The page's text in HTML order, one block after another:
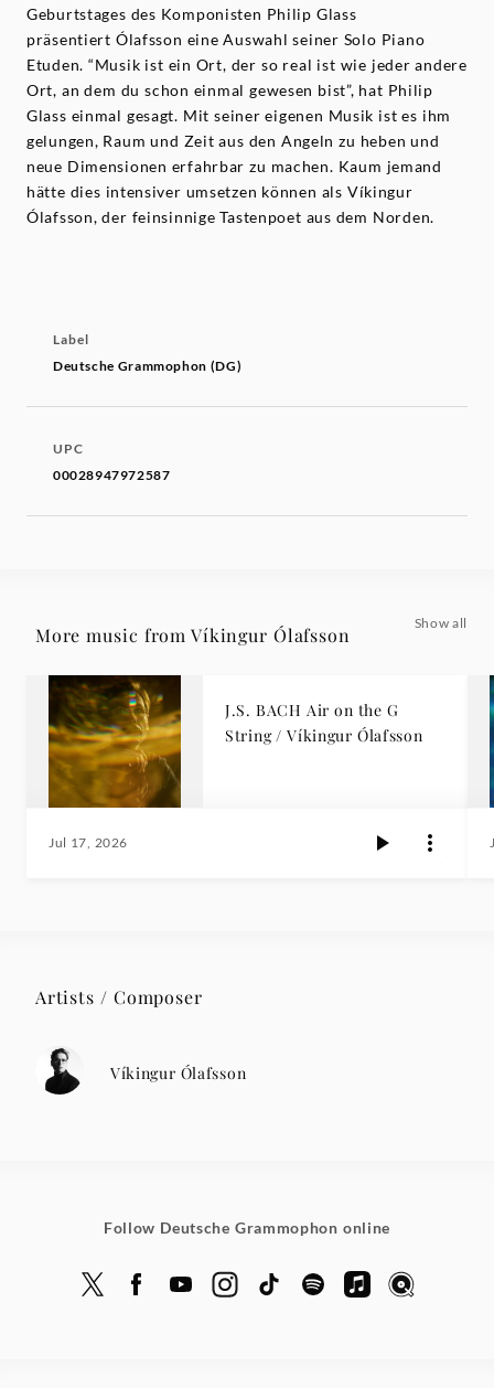
Geburtstages des Komponisten Philip Glass
präsentiert Ólafsson eine Auswahl seiner Solo Piano
Etuden. “Musik ist ein Ort, der so real ist wie jeder andere
Ort, an dem du schon einmal gewesen bist”, hat Philip
Glass einmal gesagt. Mit seiner eigenen Musik ist es ihm
gelungen, Raum und Zeit aus den Angeln zu heben und
neue Dimensionen erfahrbar zu machen. Kaum jemand
hätte dies intensiver umsetzen können als Víkingur
Ólafsson, der feinsinnige Tastenpoet aus dem Norden.
Label
Deutsche Grammophon (DG)
UPC
00028947972587
More music from Víkingur Ólafsson
Show all
J.S. BACH Air on the G
String / Víkingur Ólafsson
Jul 17, 2026
Artists / Composer
Víkingur Ólafsson
Follow Deutsche Grammophon online